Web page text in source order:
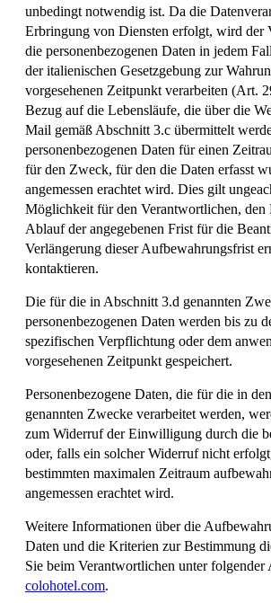
unbedingt notwendig ist. Da die
Erbringung von Diensten erfolgt, wird der
die personenbezogenen Daten in jedem
der italienischen Gesetzgebung zur
vorgesehenen Zeitpunkt verarbeiten (Art.
Bezug auf die Lebensläufe, die über die
Mail gemäß Abschnitt 3.c übermittelt
personenbezogenen Daten für einen
für den Zweck, für den die Daten erfasst
angemessen erachtet wird. Dies gilt
Möglichkeit für den Verantwortlichen, den
Ablauf der angegebenen Frist für die
Verlängerung dieser Aufbewahrungsfrist
kontaktieren.
Die für die in Abschnitt 3.d genannten
personenbezogenen Daten werden bis zu
spezifischen Verpflichtung oder dem
vorgesehenen Zeitpunkt gespeichert.
Personenbezogene Daten, die für die in
genannten Zwecke verarbeitet werden,
zum Widerruf der Einwilligung durch die
oder, falls ein solcher Widerruf nicht
bestimmten maximalen Zeitraum
angemessen erachtet wird.
Weitere Informationen über die
Daten und die Kriterien zur Bestimmung
Sie beim Verantwortlichen unter folgender
colohotel.com.